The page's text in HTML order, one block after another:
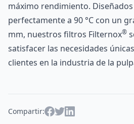
máximo rendimiento.
perfectamente a 90 °C con un
mm, nuestros filtros Filternox®
satisfacer las necesidades
clientes en la industria de la
Compartir: